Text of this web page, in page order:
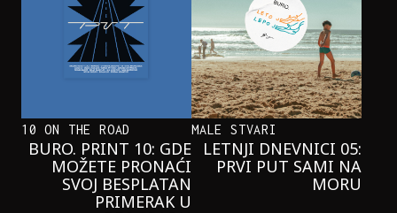
10 ON THE ROAD
BURO. PRINT 10: GDE
MOŽETE PRONAĆI
SVOJ BESPLATAN
PRIMERAK U
MALE STVARI
LETNJI DNEVNICI 05:
PRVI PUT SAMI NA
MORU